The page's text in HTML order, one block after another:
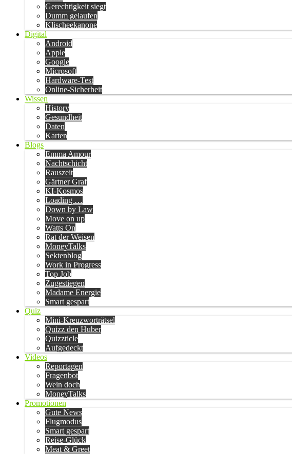
Gerechtigkeit siegt
Dumm gelaufen
Klischeekanone
Digital
Android
Apple
Google
Microsoft
Hardware-Test
Online-Sicherheit
Wissen
History
Gesundheit
Daten
Karten
Blogs
Emma Amour
Nachtschicht
Rauszeit
Gärtner Graf
KI-Kosmos
Loading …
Down by Law
Move on up
Watts On
Rat der Weisen
MoneyTalks
Sektenblog
Work in Progress
Top Job
Zugestiegen
Madame Energie
Smart gespart
Quiz
Mini-Kreuzworträtsel
Quizz den Huber
Quizzticle
Aufgedeckt
Videos
Reportagen
Fragenbot
Wein doch
MoneyTalks
Promotionen
Gute News
Flugmodus
Smart gespart
Reise-Glück
Meat & Greet